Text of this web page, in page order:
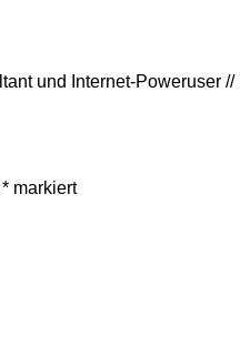
und Internet-
* markiert